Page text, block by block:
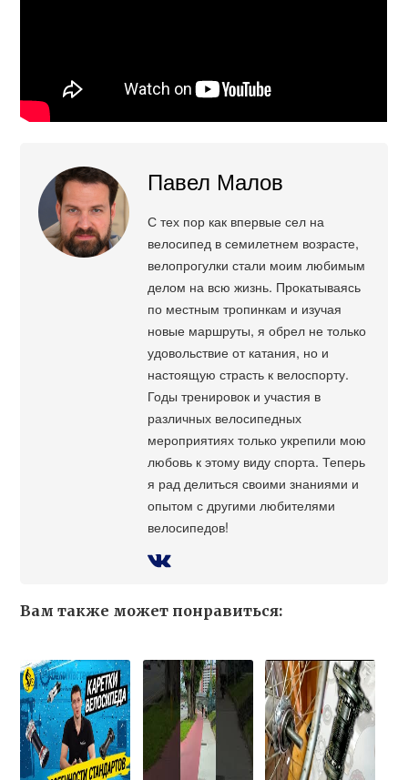
Павел Малов
С тех пор как впервые сел на
велосипед в семилетнем возрасте,
велопрогулки стали моим любимым
делом на всю жизнь. Прокатываясь
по местным тропинкам и изучая
новые маршруты, я обрел не только
удовольствие от катания, но и
настоящую страсть к велоспорту.
Годы тренировок и участия в
различных велосипедных
мероприятиях только укрепили мою
любовь к этому виду спорта. Теперь
я рад делиться своими знаниями и
опытом с другими любителями
велосипедов!
Вам также может понравиться: